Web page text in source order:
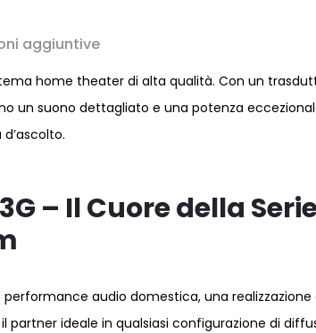
aggiuntive
home theater di alta qualità. Con un
un suono dettagliato e una potenza
– Il Cuore della
audio domestica, una realizzazione
ideale in qualsiasi configurazione di